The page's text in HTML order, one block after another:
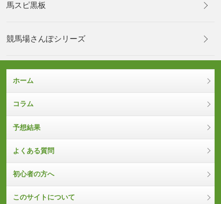
馬スピ黒板
競馬場さんぽシリーズ
ホーム
コラム
予想結果
よくある質問
初心者の方へ
このサイトについて